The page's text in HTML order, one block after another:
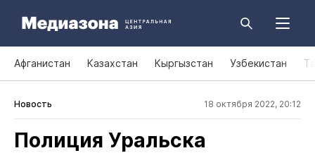
Афганистан Казахстан Кыргызстан Узбекистан
Новость 18 октября 2022, 20:12
Полиция Уральска